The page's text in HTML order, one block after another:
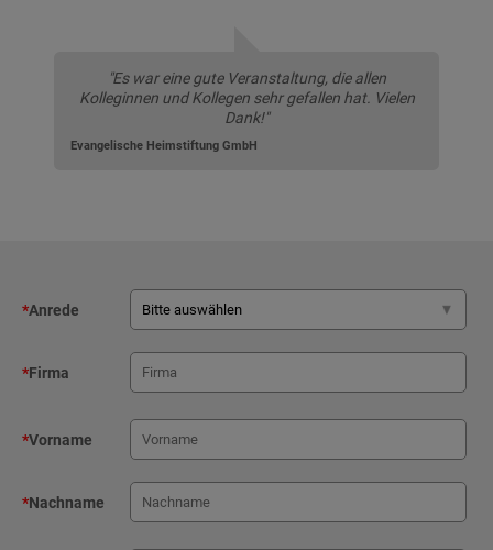
"Es war eine gute Veranstaltung, die allen
Kolleginnen und Kollegen sehr gefallen hat. Vielen
Dank!"
Evangelische Heimstiftung GmbH
*Anrede
*Firma
*Vorname
*Nachname